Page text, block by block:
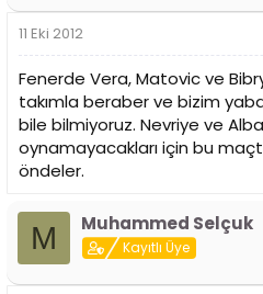
11 Eki 2012
Fenerde Vera, Matovic ve
takımla beraber ve bizim
bile bilmiyoruz. Nevriye ve
oynamayacakları için bu
öndeler.
M Muhammed Selçuk
Kayıtlı Üye